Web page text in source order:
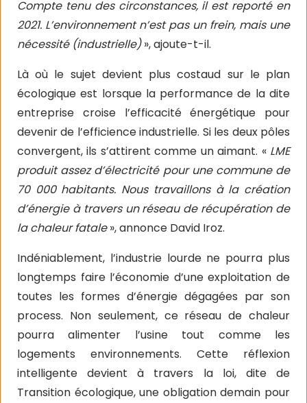
Compte tenu des circonstances, il est reporté en
2021. L’environnement n’est pas un frein, mais une
nécessité (industrielle)», ajoute-t-il.
Là où le sujet devient plus costaud sur le plan
écologique est lorsque la performance de la dite
entreprise croise l’efficacité énergétique pour
devenir de l’efficience industrielle. Si les deux pôles
convergent, ils s’attirent comme un aimant. « LME
produit assez d’électricité pour une commune de
70 000 habitants. Nous travaillons à la création
d’énergie à travers un réseau de récupération de
la chaleur fatale», annonce David Iroz.
Indéniablement, l’industrie lourde ne pourra plus
longtemps faire l’économie d’une exploitation de
toutes les formes d’énergie dégagées par son
process. Non seulement, ce réseau de chaleur
pourra alimenter l’usine tout comme les
logements environnements. Cette réflexion
intelligente devient à travers la loi, dite de
Transition écologique, une obligation demain pour